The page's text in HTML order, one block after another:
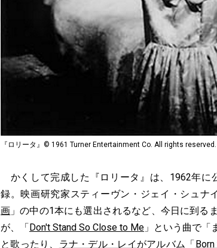
『ロリータ』© 1961 Turner Entertainment Co. All rights reserved.
かくして完成した『ロリータ』は、1962年に
録。映画研究家スティーヴン・ジェイ・シュナ
画 」の中の1本にも選出されるなど、今日に到る
が、「 Don't Stand So Close to Me 」という曲で「
と歌ったり、 ラナ・デル・レイ がアルバム「